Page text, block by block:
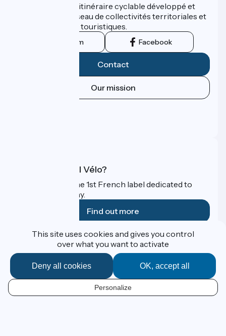
EN
ViaRhôna est un itinéraire cyclable développé et
promu par un réseau de collectivités territoriales et
leurs institutions touristiques.
Instagram Facebook
Contact
Our mission
What is Accueil Vélo?
Accueil Vélo is the 1st French label dedicated to
cyclists on holiday.
Find out more
Funded as part of Destination France
Contact
Espace Presse
This site uses cookies and gives you control
over what you want to activate
OK, accept all
Deny all cookies
Personalize